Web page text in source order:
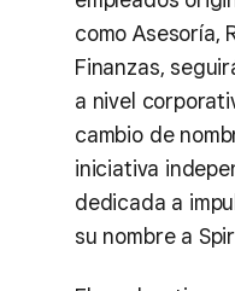
como Asesoría,
Finanzas,
a nivel
cambio de
iniciativa
dedicada a
su nombre a